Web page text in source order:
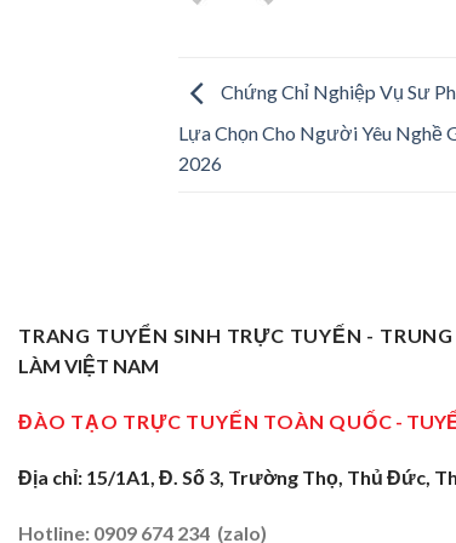
Chứng Chỉ Nghiệp Vụ Sư
Lựa Chọn Cho Người Yêu Nghề
2026
TRANG TUYỂN SINH TRỰC TUYẾN -
LÀM VIỆT NAM
ĐÀO TẠO TRỰC TUYẾN TOÀN QUỐC -
Địa chỉ: 15/1A1, Đ. Số 3, Trường Thọ, Thủ Đức,
Hotline: 0909 674 234 (zalo)